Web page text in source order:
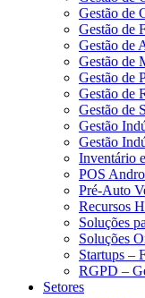
Gestão de
Gestão de
Gestão de
Gestão de
Gestão de
Gestão de
Gestão de
Gestão
Gestão
Inventário
POS
Pré-Auto
Recursos
Soluções
Soluções
Startups –
RGPD –
Setores